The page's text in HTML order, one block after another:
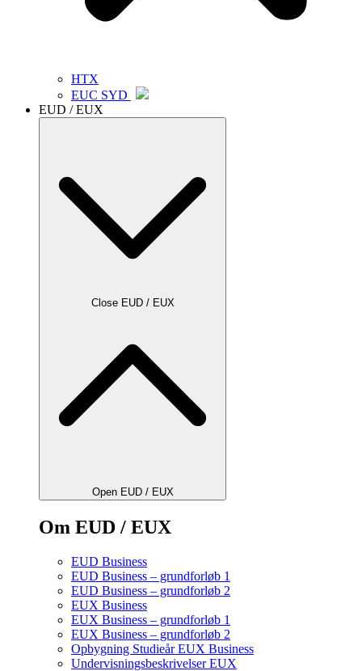
HTX
EUC SYD
EUD / EUX
Close EUD / EUX
Open EUD / EUX
Om EUD / EUX
EUD Business
EUD Business – grundforløb 1
EUD Business – grundforløb 2
EUX Business
EUX Business – grundforløb 1
EUX Business – grundforløb 2
Opbygning Studieår EUX Business
Undervisningsbeskrivelser EUX